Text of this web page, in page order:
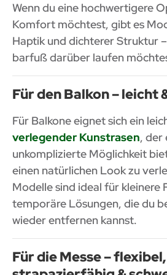
Wenn du eine hochwertigere
Komfort möchtest, gibt es
Haptik und dichterer Struktur
barfuß darüber laufen
Für den Balkon – leicht
Für Balkone eignet sich ein
verlegender Kunstrasen, der
unkomplizierte Möglichkeit
einen natürlichen Look zu
Modelle sind ideal für kleinere
temporäre Lösungen, die du
wieder entfernen kannst.
Für die Messe – flexibel,